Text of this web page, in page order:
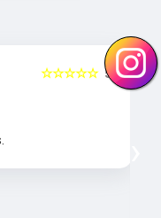
5
☆☆☆☆☆